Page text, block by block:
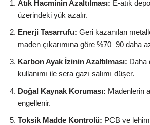
Atık Hacminin Azaltılması: E-atık
üzerindeki yük azalır.
Enerji Tasarrufu: Geri kazanılan
maden çıkarımına göre %70–90 daha
Karbon Ayak İzinin Azaltılması: Daha
kullanımı ile sera gazı salımı düşer.
Doğal Kaynak Koruması: Madenlerin
engellenir.
Toksik Madde Kontrolü: PCB ve